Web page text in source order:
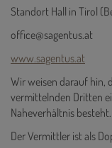
Standort Hall in Tirol
office@sagentus.at
www.sagentus.at
Wir weisen darauf hin,
vermittelnden Dritten
Naheverhältnis besteht.
Der Vermittler ist als